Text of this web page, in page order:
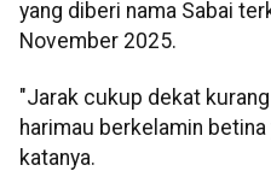
yang diberi nama Sabai
November 2025.
"Jarak cukup dekat
harimau berkelamin
katanya.